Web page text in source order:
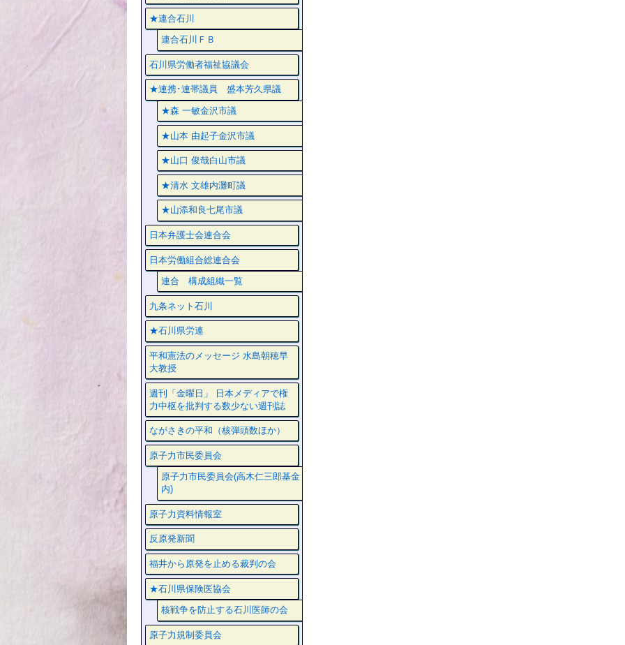
★連合石川
連合石川ＦＢ
石川県労働者福祉協議会
★連携･連帯議員 盛本芳久県議
★森 一敏金沢市議
★山本 由起子金沢市議
★山口 俊哉白山市議
★清水 文雄内灘町議
★山添和良七尾市議
日本弁護士会連合会
日本労働組合総連合会
連合 構成組織一覧
九条ネット石川
★石川県労連
平和憲法のメッセージ 水島朝穂早
大教授
週刊「金曜日」 日本メディアで権
力中枢を批判する数少ない週刊誌
ながさきの平和（核弾頭数ほか）
原子力市民委員会
原子力市民委員会(高木仁三郎基金
内)
原子力資料情報室
反原発新聞
福井から原発を止める裁判の会
★石川県保険医協会
核戦争を防止する石川医師の会
原子力規制委員会